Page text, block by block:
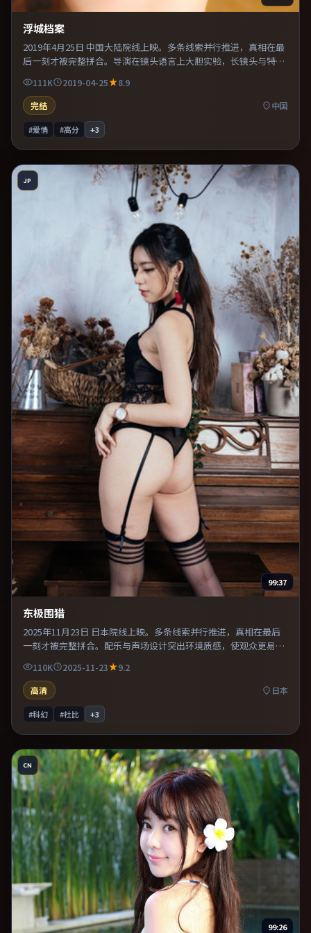
浮城档案
2019年4月25日 中国大陆院线上映。多条线索并行推进，真相在最
后一刻才被完整拼合。导演在镜头语言上大胆实验，长镜头与特写
交替强化压迫感。推荐给偏爱群像戏与命运母题的影迷。
111K 2019-04-25
8.9
完结
中国
#爱情 #高分 +3
JP
99:37
东极围猎
2025年11月23日 日本院线上映。多条线索并行推进，真相在最后
一刻才被完整拼合。配乐与声场设计突出环境质感，使观众更易沉
浸其中。整体完成度较高，适合周末一口气看完。
110K 2025-11-23
9.2
高清
日本
#科幻 #杜比 +3
CN
99:26